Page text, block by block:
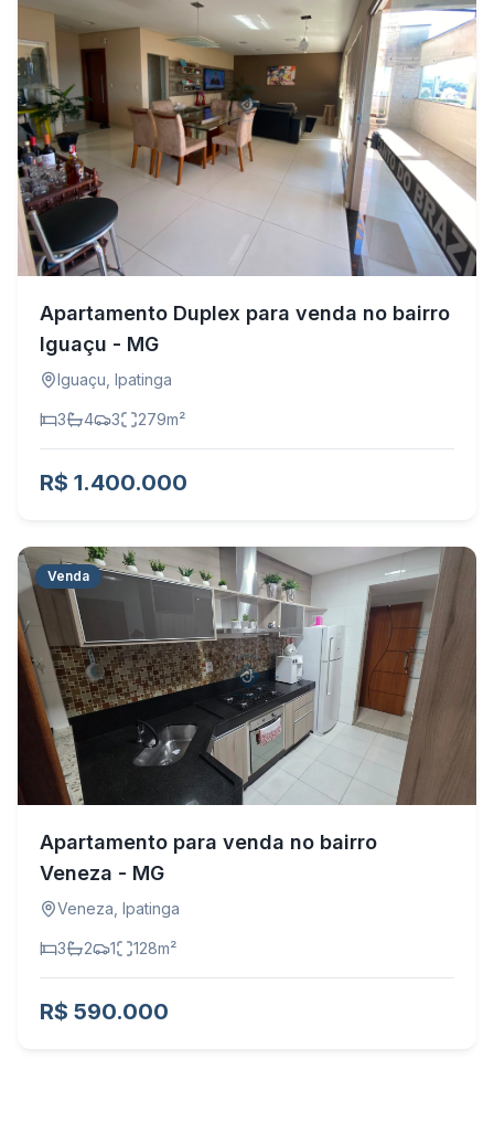
Apartamento Duplex para venda no bairro
Iguaçu - MG
Iguaçu Ipatinga
3 4 3 279m²
R$ 1.400.000
Venda
Apartamento para venda no bairro
Veneza - MG
Veneza Ipatinga
3 2 1 128m²
R$ 590.000